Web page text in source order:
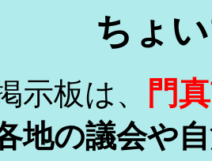
ちょ
示板は、
門
地の議会や